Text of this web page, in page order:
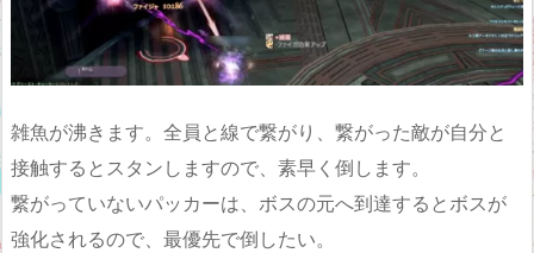
雑魚が沸きます。全員と線で繋がり、繋がった敵が自分と
接触するとスタンしますので、素早く倒します。
繋がっていないパッカーは、ボスの元へ到達するとボスが
強化されるので、最優先で倒したい。